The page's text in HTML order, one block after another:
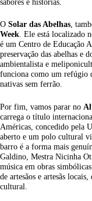
O Solar das Abelhas,
Week. Ele está localizado
é um Centro de Educação
preservação das abelhas e
ambientalista e
funciona como um refúgio
nativas sem ferrão.
Por fim, vamos parar no
carrega o título
Américas, concedido pela
aberto e um polo cultural
barro é a forma mais
Galdino, Mestra Nicinha
música em obras
de artesãos e artesãs
cultural.